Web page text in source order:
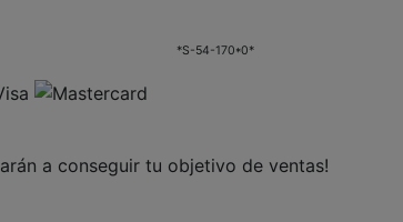
*S-54-170*0*
a conseguir tu objetivo de ventas!